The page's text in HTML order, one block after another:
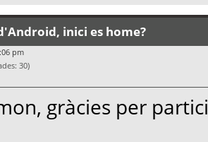
inici es home?
pm
30)
gràcies per